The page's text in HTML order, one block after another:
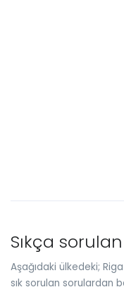
Sıkça
Aşağıdaki ülkedeki;
sık sorulan sorulardan